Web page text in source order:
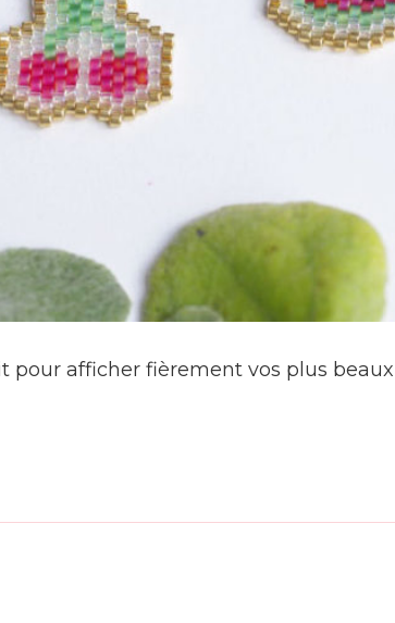
pour afficher fièrement vos plus